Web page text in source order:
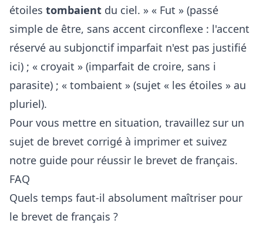
étoiles tombaient du ciel. » « Fut » (passé
simple de être, sans accent circonflexe : l'accent
réservé au subjonctif imparfait n'est pas justifié
ici) ; « croyait » (imparfait de croire, sans i
parasite) ; « tombaient » (sujet « les étoiles » au
pluriel).
Pour vous mettre en situation, travaillez sur un
sujet de brevet corrigé à imprimer et suivez
notre guide pour réussir le brevet de français.
FAQ
Quels temps faut-il absolument maîtriser pour
le brevet de français ?